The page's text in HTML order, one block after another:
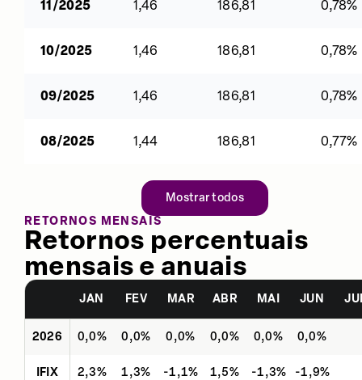
11/2025 1,46 186,81 0,78%
10/2025 1,46 186,81 0,78%
09/2025 1,46 186,81 0,78%
08/2025 1,44 186,81 0,77%
Mostrar todos
RETORNOS MENSAIS
Retornos percentuais
mensais e anuais
JAN FEV MAR ABR MAI JUN
2026 0,0% 0,0% 0,0% 0,0% 0,0% 0,0%
IFIX 2,3% 1,3% -1,1% 1,5% -1,3% -1,9%